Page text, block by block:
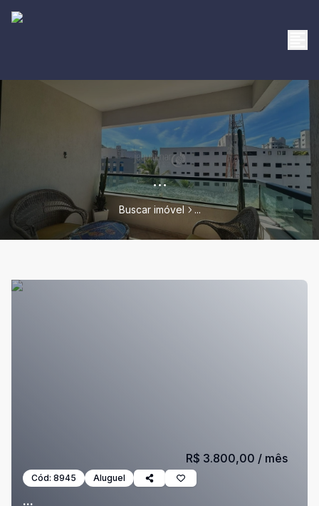
...
Buscar imóvel ...
Cód: 8945 Aluguel
...
R$ 3.800,00 / mês